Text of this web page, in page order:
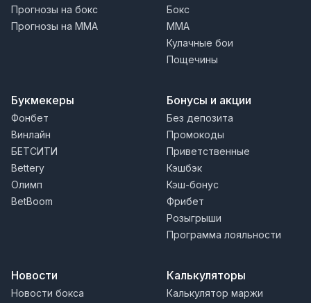
Прогнозы на бокс
Прогнозы на MMA
Бокс
MMA
Кулачные бои
Пощечины
Букмекеры
Фонбет
Винлайн
БЕТСИТИ
Bettery
Олимп
BetBoom
Бонусы и акции
Без депозита
Промокоды
Приветственные
Кэшбэк
Кэш-бонус
Фрибет
Розыгрыши
Программа лояльности
Новости
Новости бокса
Калькуляторы
Калькулятор маржи